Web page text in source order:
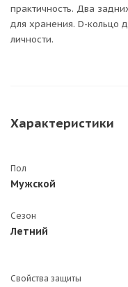
практичность. Два
для хранения. D-кольцо
личности.
Характеристики
Пол
Мужской
Сезон
Летний
Свойства защиты